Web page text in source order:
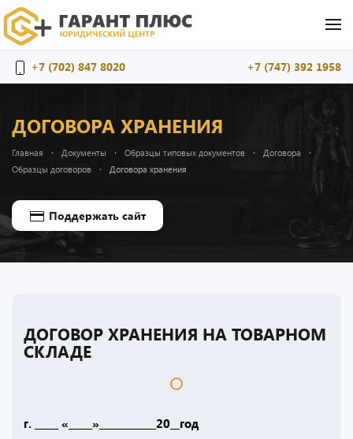
+7 (702) 847 8020 +7 (747) 392 1958
ДОГОВОРА ХРАНЕНИЯ
Главная Документы Образцы типовых документов
Договора
Образцы договоров
Договора хранения
Поддержать сайт
ДОГОВОР ХРАНЕНИЯ НА ТОВАРНОМ
СКЛАДЕ
г. _____ «_____»____________20__год